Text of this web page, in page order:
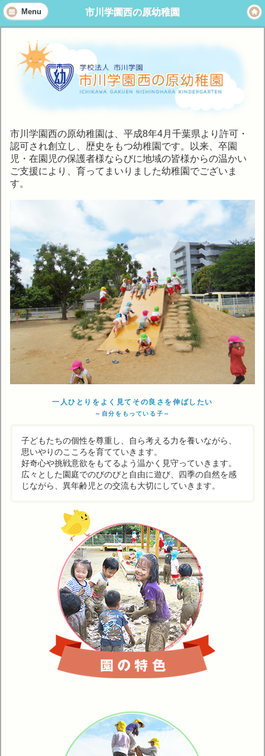
Menu 市川学園西の原幼稚園
市川学園西の原幼稚園は、平成8年4月千葉県より許可・
認可され創立し、歴史をもつ幼稚園です。以来、卒園
児・在園児の保護者様ならびに地域の皆様からの温かい
ご支援により、育ってまいりました幼稚園でございま
す。
一人ひとりをよく見てその良さを伸ばしたい
～自分をもっている子～
子どもたちの個性を尊重し、自ら考える力を養いながら、
思いやりのこころを育てていきます。
好奇心や挑戦意欲をもてるよう温かく見守っていきます。
広々とした園庭でのびのびと自由に遊び、四季の自然を感
じながら、異年齢児との交流も大切にしていきます。